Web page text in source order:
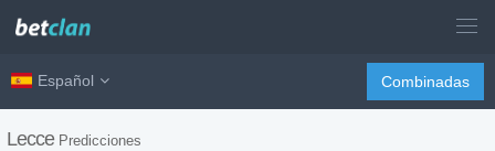
Español Combinadas
Lecce Predicciones